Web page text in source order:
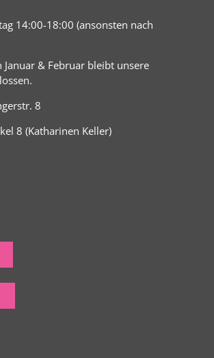
14:00-18:00 (ansonsten nach
Januar & Februar bleibt unsere
8
8 (Katharinen Keller)